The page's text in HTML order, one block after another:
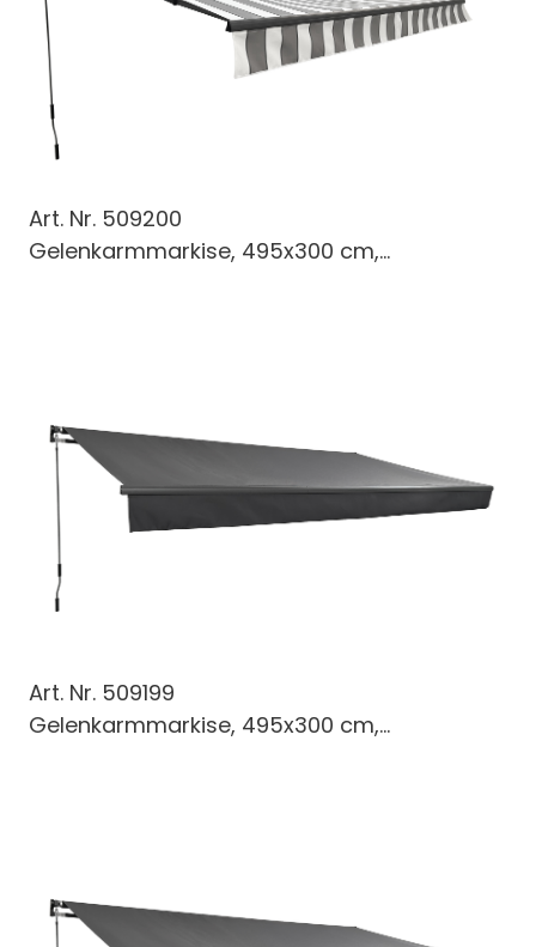
Art. Nr. 509200
Gelenkarmmarkise, 495x300 cm,...
Art. Nr. 509199
Gelenkarmmarkise, 495x300 cm,...